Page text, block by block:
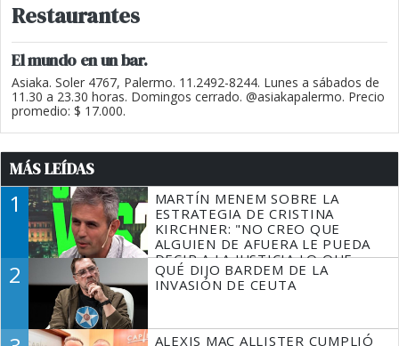
Restaurantes
El mundo en un bar.
Asiaka. Soler 4767, Palermo. 11.2492-8244. Lunes a sábados de
11.30 a 23.30 horas. Domingos cerrado. @asiakapalermo. Precio
promedio: $ 17.000.
MÁS LEÍDAS
1
MARTÍN MENEM SOBRE LA
ESTRATEGIA DE CRISTINA
KIRCHNER: "NO CREO QUE
ALGUIEN DE AFUERA LE PUEDA
DECIR A LA JUSTICIA LO QUE
TIENE QUE HACER"
2
QUÉ DIJO BARDEM DE LA
INVASIÓN DE CEUTA
ALEXIS MAC ALLISTER CUMPLIÓ